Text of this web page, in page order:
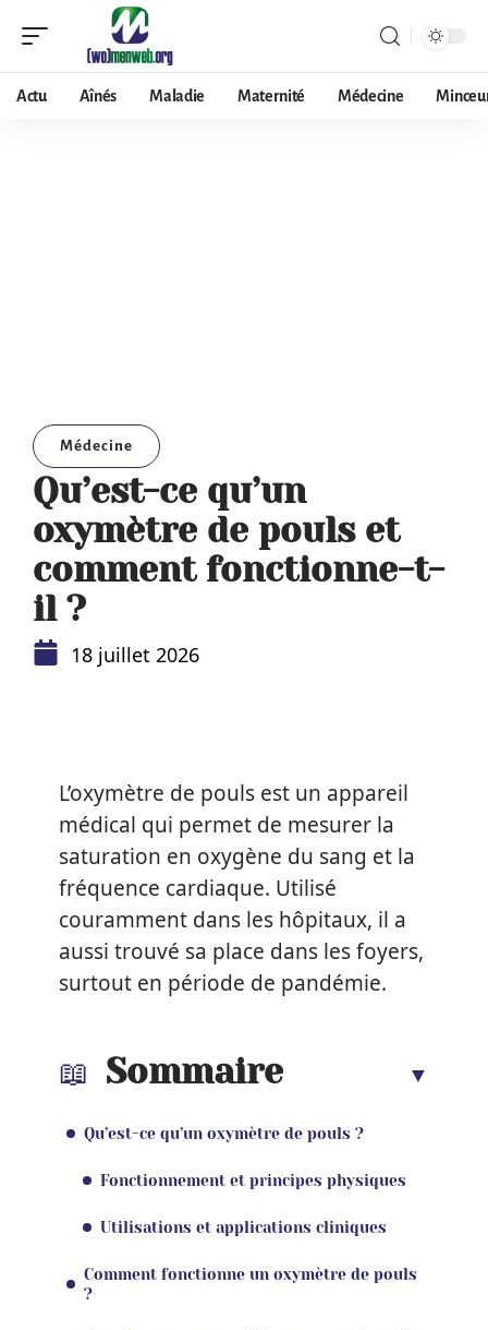
Actu Aînés Maladie Maternité Médecine
Médecine
Qu’est-ce qu’un
oxymètre de pouls et
comment fonctionne-t-
il ?
18 juillet 2026
L’oxymètre de pouls est un appareil
médical qui permet de mesurer la
saturation en oxygène du sang et la
fréquence cardiaque. Utilisé
couramment dans les hôpitaux, il a
aussi trouvé sa place dans les foyers,
surtout en période de pandémie.
Sommaire
Qu’est-ce qu’un oxymètre de pouls ?
Fonctionnement et principes physiques
Utilisations et applications cliniques
Comment fonctionne un oxymètre de pouls
?